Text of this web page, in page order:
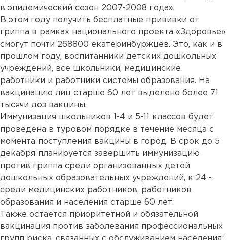
в эпидемический сезон 2007-2008 года».
В этом году получить бесплатные прививки от
гриппа в рамках национального проекта «Здоровье»
смогут почти 268800 екатеринбуржцев. Это, как и в
прошлом году, воспитанники детских дошкольных
учреждений, все школьники, медицинские
работники и работники системы образования. На
вакцинацию лиц старше 60 лет выделено более 71
тысячи доз вакцины.
Иммунизация школьников 1-4 и 5-11 классов будет
проведена в туровом порядке в течение месяца с
момента поступления вакцины в город. В срок до 5
декабря планируется завершить иммунизацию
против гриппа среди организованных детей
дошкольных образовательных учреждений, к 24 -
среди медицинских работников, работников
образования и населения старше 60 лет.
Также остается приоритетной и обязательной
вакцинация против заболевания профессиональных